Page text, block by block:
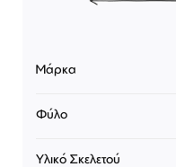
Μάρκα
Φύλο
Υλικό Σκελετού